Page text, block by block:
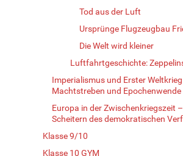
Tod aus der Luft
Ursprünge Flugzeugbau
Die Welt wird kleiner
Luftfahrtgeschichte:
Imperialismus und Erster
Machtstreben und Epochenwende
Europa in der Zwischenkriegszeit
Scheitern des demokratischen
Klasse 9/10
Klasse 10 GYM